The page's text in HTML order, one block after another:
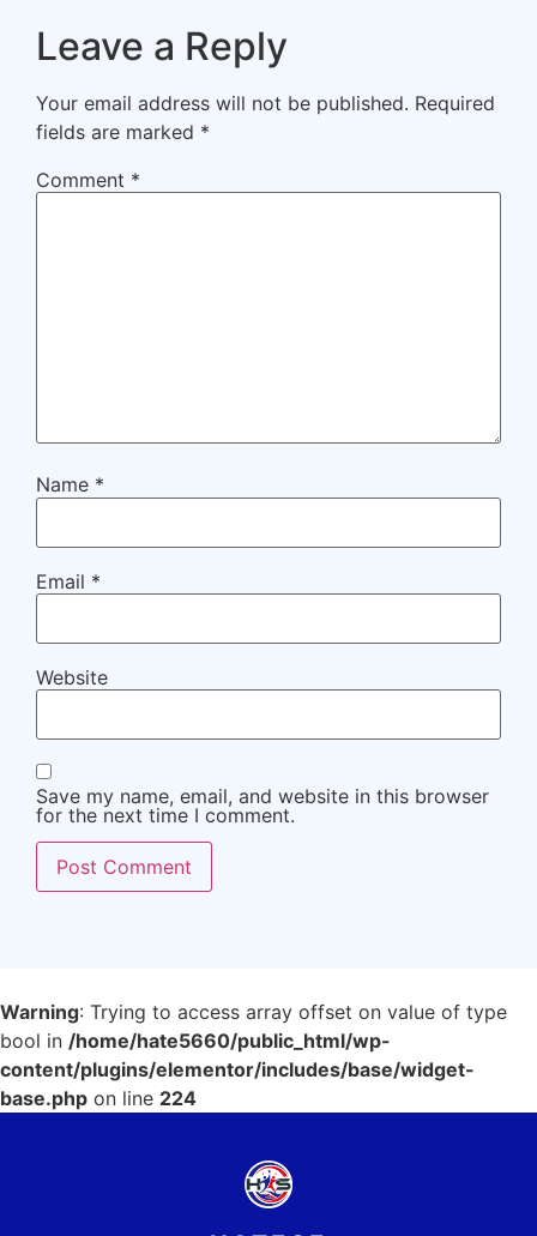
Leave a Reply
Your email address will not be published. Required
fields are marked *
Comment *
Name *
Email *
Website
Save my name, email, and website in this browser
for the next time I comment.
Warning: Trying to access array offset on value of type
bool in /home/hate5660/public_html/wp-
content/plugins/elementor/includes/base/widget-
base.php on line 224